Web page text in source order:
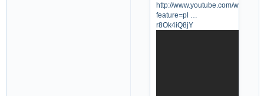
http://www.youtube.com/watch?
feature=pl …
r8Ok4iQ8jY